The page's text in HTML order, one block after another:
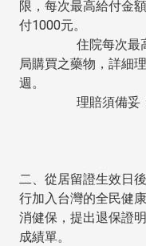
限，每次最高給付金
付1000元。
住院每次最高12
局購買之藥物，詳細
週。
理賠須備妥：1.
2. 護照及
3. 收據
4. 診斷證
二、從居留證生效日
行加入台灣的全民健
消健保，提出退保證
成績單。